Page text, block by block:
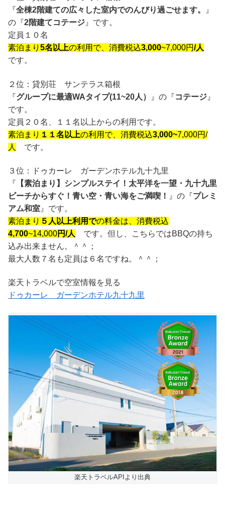
『全棟2階建ての広々した室内でのんびり過ごせます。
』
の『2階建てコテージ 』です。
定員１０名
素泊まり 5名以上の利用で、消費税込3,000~7,000円/人
です。
２位：貸別荘 サンテラス箱根
『グループに最適WAタイプ(11~20人） 』の『コテージ 』
です。
定員２０名、１１名以上からの利用です。
素泊まり １１名以上の利用で、消費税込3,000~7,000円/
人
です。
３位：ドゥカーレ ガーデンホテル九十九里
『 【素泊まり】シンプルステイ！太平洋を一望・九十九里
ビーチからすぐ！青い空・青い海をご満喫！ 』の『プレミ
アム和室 』です。
素泊まり ５人以上利用での料金は、消費税込
4,700~14,000円/人
です。但し、こちらではBBQの持ち
込み出来ません。＾＾；
最大人数７名も定員は６名ですね。＾＾；
楽天トラベルで空室情報を見る
ドゥカーレ ガーデンホテル九十九里
楽天トラベルAPIより出典